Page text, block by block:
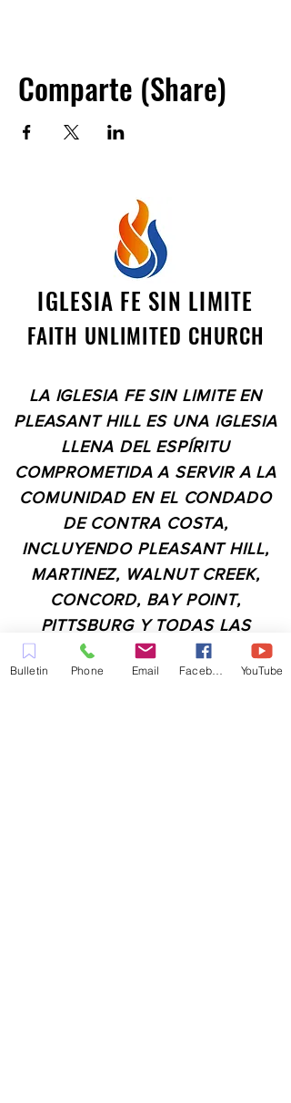
Comparte (Share)
IGLESIA FE SIN LIMITE
FAITH UNLIMITED CHURCH
LA IGLESIA FE SIN LIMITE EN
PLEASANT HILL ES UNA IGLESIA
LLENA DEL ESPÍRITU
COMPROMETIDA A SERVIR A LA
COMUNIDAD EN EL CONDADO
DE CONTRA COSTA,
INCLUYENDO PLEASANT HILL,
MARTINEZ, WALNUT CREEK,
CONCORD, BAY POINT,
PITTSBURG Y TODAS LAS
CIUDADES DE LOS
ALREDEDORES.
Bulletin Phone Email YouTube